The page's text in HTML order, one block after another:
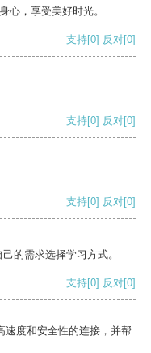
心，享受美好时光。
支持[0] 反对[0]
支持[0] 反对[0]
支持[0] 反对[0]
的需求选择学习方式。
支持[0] 反对[0]
速度和安全性的连接，并帮